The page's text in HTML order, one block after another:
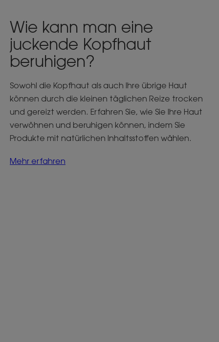
Wie kann man eine
juckende Kopfhaut
beruhigen?
Sowohl die Kopfhaut als auch Ihre übrige Haut
können durch die kleinen täglichen Reize trocken
und gereizt werden. Erfahren Sie, wie Sie Ihre Haut
verwöhnen und beruhigen können, indem Sie
Produkte mit natürlichen Inhaltsstoffen wählen.
Mehr erfahren